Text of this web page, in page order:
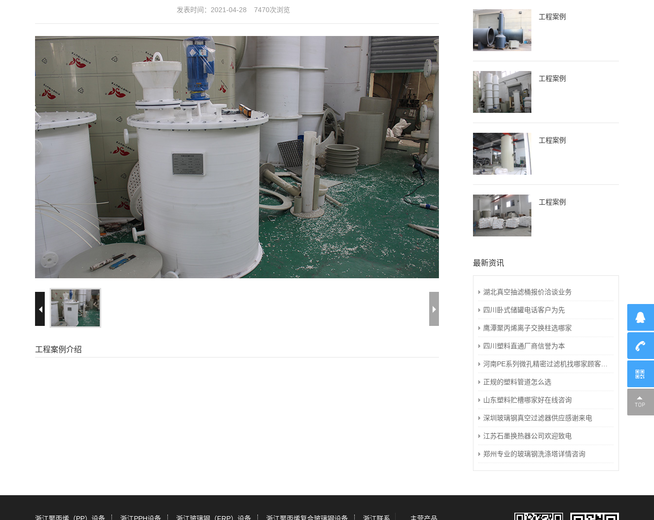
发表时间：2021-04-28 7470次浏览
工程案例介绍
工程案例
工程案例
工程案例
工程案例
最新资讯
湖北真空抽滤桶报价洽谈业务
四川卧式储罐电话客户为先
鹰潭聚丙烯离子交换柱选哪家
四川塑料直通厂商信誉为本
正规的塑料管道怎么选
山东塑料贮槽哪家好在线咨询
深圳玻璃钢真空过滤器供应感谢来电
江苏石墨换热器公司欢迎致电
郑州专业的玻璃钢洗涤塔详情咨询